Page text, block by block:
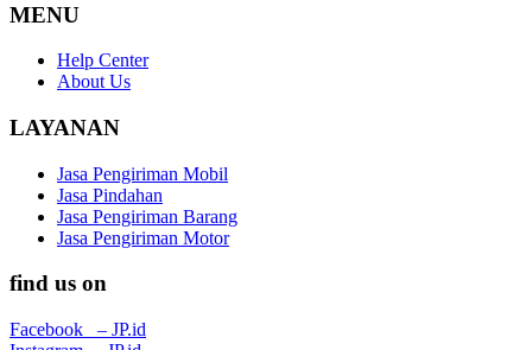
MENU
Help Center
About Us
LAYANAN
Jasa Pengiriman Mobil
Jasa Pindahan
Jasa Pengiriman Barang
Jasa Pengiriman Motor
find us on
Facebook – JP.id